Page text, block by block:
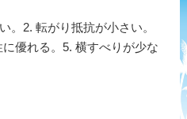
。2. 転がり抵抗が小さい。
優れる。5. 横すべりが少な